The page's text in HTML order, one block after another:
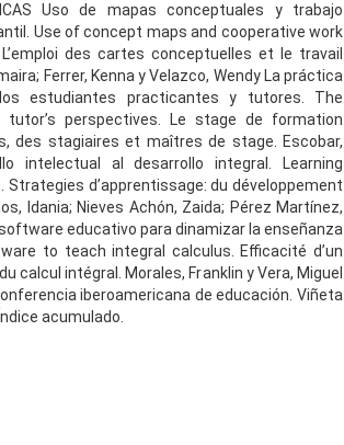
Uso de mapas conceptuales y trabajo
Use of concept maps and cooperative work
des cartes conceptuelles et le travail
Ferrer, Kenna y Velazco, Wendy La práctica
estudiantes practicantes y tutores. The
perspectives. Le stage de formation
des stagiaires et maîtres de stage. Escobar,
intelectual al desarrollo integral. Learning
d’apprentissage: du développement
Idania; Nieves Achón, Zaida; Pérez Martínez,
educativo para dinamizar la enseñanza
to teach integral calculus. Efficacité d’un
intégral. Morales, Franklin y Vera, Miguel
iberoamericana de educación. Viñeta
acumulado.